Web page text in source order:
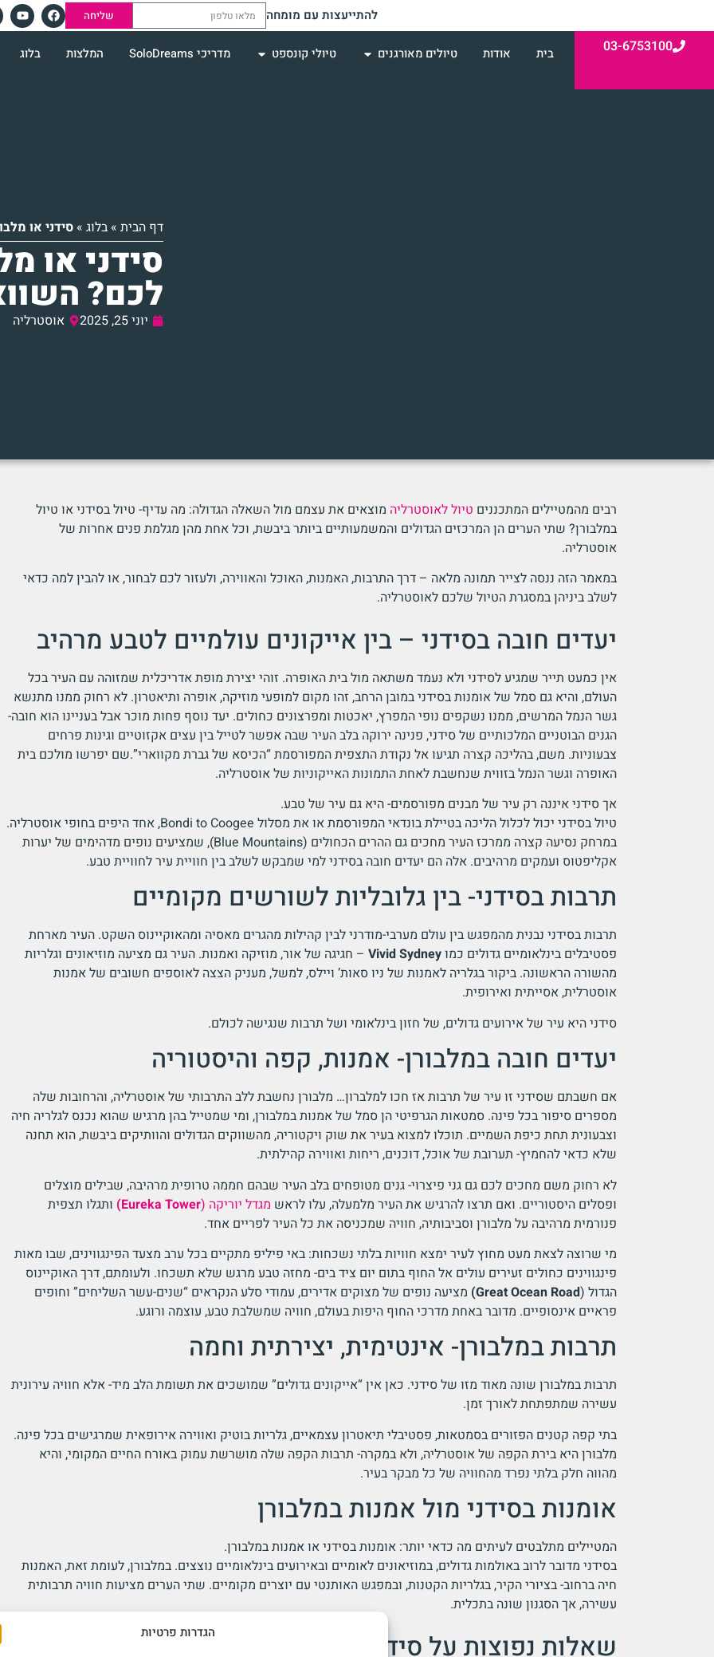
הגדרות פרטיות
להתייעצות עם מומחה שליחה
03-6753100 בית אודות טיולים מאורגנים טיולי קונספט מדריכי SoloDreams המלצות בלוג
דף הבית »בלוג »סידני או
סידני או
לכם?
יוני 25, 2025 אוסטרליה
רבים מהמטיילים המתכננים טיול לאוסטרליה מוצאים את עצמם מול השאלה הגדולה: מה עדיף- טיול בסידני או טיול
במלבורן? שתי הערים הן המרכזים הגדולים והמשמעותיים ביותר ביבשת, וכל אחת מהן מגלמת פנים אחרות של
אוסטרליה.
במאמר הזה ננסה לצייר תמונה מלאה – דרך התרבות, האמנות, האוכל והאווירה, ולעזור לכם לבחור, או להבין למה כדאי
לשלב ביניהן במסגרת הטיול שלכם לאוסטרליה.
יעדים חובה בסידני – בין אייקונים עולמיים לטבע מרהיב
אין כמעט תייר שמגיע לסידני ולא נעמד משתאה מול בית האופרה. זוהי יצירת מופת אדריכלית שמזוהה עם העיר בכל
העולם, והיא גם סמל של אומנות בסידני במובן הרחב, זהו מקום למופעי מוזיקה, אופרה ותיאטרון. לא רחוק ממנו מתנשא
גשר הנמל המרשים, ממנו נשקפים נופי המפרץ, יאכטות ומפרצונים כחולים. יעד נוסף פחות מוכר אבל בעניינו הוא חובה-
הגנים הבוטניים המלכותיים של סידני, פנינה ירוקה בלב העיר שבה אפשר לטייל בין עצים אקזוטיים וגינות פרחים
צבעוניות. משם, בהליכה קצרה תגיעו אל נקודת התצפית המפורסמת “הכיסא של גברת מקווארי”.שם יפרשו מולכם בית
האופרה וגשר הנמל בזווית שנחשבת לאחת התמונות האייקוניות של אוסטרליה.
אך סידני איננה רק עיר של מבנים מפורסמים- היא גם עיר של טבע.
טיול בסידני יכול לכלול הליכה בטיילת בונדאי המפורסמת או את מסלול Bondi to Coogee, אחד היפים בחופי אוסטרליה.
במרחק נסיעה קצרה ממרכז העיר מחכים גם ההרים הכחולים (Blue Mountains), שמציעים נופים מדהימים של יערות
אקליפטוס ועמקים מרהיבים. אלה הם יעדים חובה בסידני למי שמבקש לשלב בין חוויית עיר לחוויית טבע.
תרבות בסידני- בין גלובליות לשורשים מקומיים
תרבות בסידני נבנית מהמפגש בין עולם מערבי-מודרני לבין קהילות מהגרים מאסיה ומהאוקיינוס השקט. העיר מארחת
פסטיבלים בינלאומיים גדולים כמוVivid Sydney – חגיגה של אור, מוזיקה ואמנות. העיר גם מציעה מוזיאונים וגלריות
מהשורה הראשונה. ביקור בגלריה לאמנות של ניו סאות’ ויילס, למשל, מעניק הצצה לאוספים חשובים של אמנות
אוסטרלית, אסייתית ואירופית.
סידני היא עיר של אירועים גדולים, של חזון בינלאומי ושל תרבות שנגישה לכולם.
יעדים חובה במלבורן- אמנות, קפה והיסטוריה
אם חשבתם שסידני זו עיר של תרבות אז חכו למלברון… מלבורן נחשבת ללב התרבותי של אוסטרליה, והרחובות שלה
מספרים סיפור בכל פינה. סמטאות הגרפיטי הן סמל של אמנות במלבורן, ומי שמטייל בהן מרגיש שהוא נכנס לגלריה חיה
וצבעונית תחת כיפת השמיים. תוכלו למצוא בעיר את שוק ויקטוריה, מהשווקים הגדולים והוותיקים ביבשת, הוא תחנה
שלא כדאי להחמיץ- תערובת של אוכל, דוכנים, ריחות ואווירה קהילתית.
לא רחוק משם מחכים לכם גם גני פיצרוי- גנים מטופחים בלב העיר שבהם חממה טרופית מרהיבה, שבילים מוצלים
ופסלים היסטוריים. ואם תרצו להרגיש את העיר מלמעלה, עלו לראש מגדל יוריקה (Eureka Tower) ותגלו תצפית
פנורמית מרהיבה על מלבורן וסביבותיה, חוויה שמכניסה את כל העיר לפריים אחד.
מי שרוצה לצאת מעט מחוץ לעיר ימצא חוויות בלתי נשכחות: באי פיליפ מתקיים בכל ערב מצעד הפינגווינים, שבו מאות
פינגווינים כחולים זעירים עולים אל החוף בתום יום ציד בים- מחזה טבע מרגש שלא תשכחו. ולעומתם, דרך האוקיינוס
הגדול (Great Ocean Road) מציעה נופים של מצוקים אדירים, עמודי סלע הנקראים “שנים-עשר השליחים” וחופים
פראיים אינסופיים. מדובר באחת מדרכי החוף היפות בעולם, חוויה שמשלבת טבע, עוצמה ורוגע.
תרבות במלבורן- אינטימית, יצירתית וחמה
תרבות במלבורן שונה מאוד מזו של סידני. כאן אין “אייקונים גדולים” שמושכים את תשומת הלב מיד- אלא חוויה עירונית
עשירה שמתפתחת לאורך זמן.
בתי קפה קטנים הפזורים בסמטאות, פסטיבלי תיאטרון עצמאיים, גלריות בוטיק ואווירה אירופאית שמרגישים בכל פינה.
מלבורן היא בירת הקפה של אוסטרליה, ולא במקרה- תרבות הקפה שלה מושרשת עמוק באורח החיים המקומי, והיא
מהווה חלק בלתי נפרד מהחוויה של כל מבקר בעיר.
אומנות בסידני מול אמנות במלבורן
המטיילים מתלבטים לעיתים מה כדאי יותר: אומנות בסידני או אמנות במלבורן.
בסידני מדובר לרוב באולמות גדולים, במוזיאונים לאומיים ובאירועים בינלאומיים נוצצים. במלבורן, לעומת זאת, האמנות
חיה ברחוב- בציורי הקיר, בגלריות הקטנות, ובמפגש האותנטי עם יוצרים מקומיים. שתי הערים מציעות חוויה תרבותית
עשירה, אך הסגנון שונה בתכלית.
שאלות נפוצות על סידני או מלבורן?